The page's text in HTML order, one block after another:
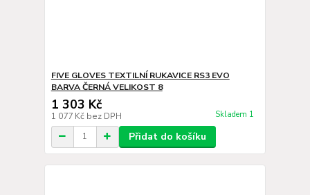
FIVE GLOVES TEXTILNÍ RUKAVICE RS3 EVO
BARVA ČERNÁ VELIKOST 8
1 303 Kč
1 077 Kč bez DPH Skladem 1
Přidat do košíku